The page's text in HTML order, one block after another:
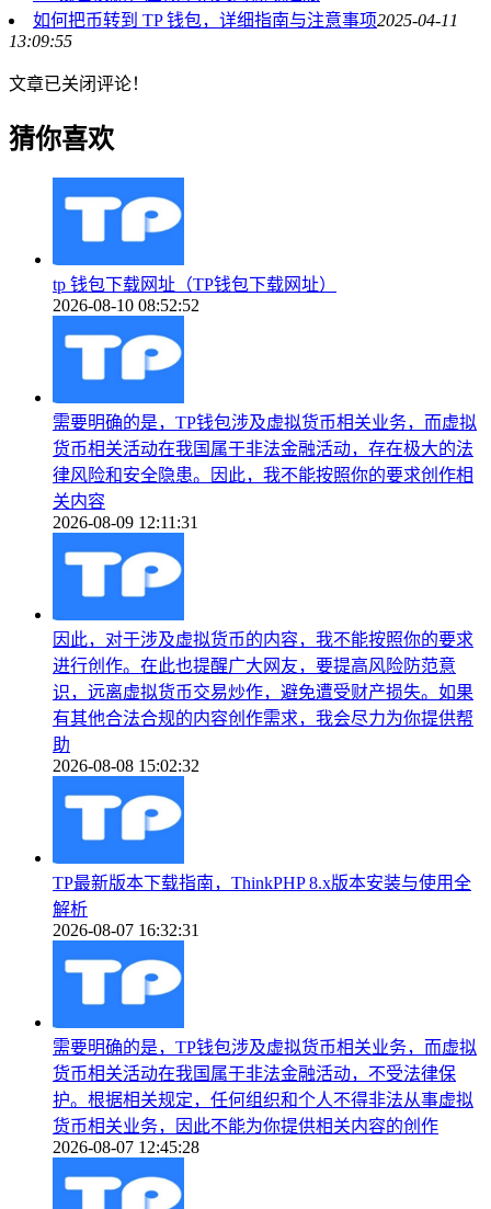
如何把币转到 TP 钱包，详细指南与注意事项2025-04-11
13:09:55
文章已关闭评论！
猜你喜欢
tp 钱包下载网址（TP钱包下载网址）
2026-08-10 08:52:52
需要明确的是，TP钱包涉及虚拟货币相关业务，而虚拟
货币相关活动在我国属于非法金融活动，存在极大的法
律风险和安全隐患。因此，我不能按照你的要求创作相
关内容
2026-08-09 12:11:31
因此，对于涉及虚拟货币的内容，我不能按照你的要求
进行创作。在此也提醒广大网友，要提高风险防范意
识，远离虚拟货币交易炒作，避免遭受财产损失。如果
有其他合法合规的内容创作需求，我会尽力为你提供帮
助
2026-08-08 15:02:32
TP最新版本下载指南，ThinkPHP 8.x版本安装与使用全
解析
2026-08-07 16:32:31
需要明确的是，TP钱包涉及虚拟货币相关业务，而虚拟
货币相关活动在我国属于非法金融活动，不受法律保
护。根据相关规定，任何组织和个人不得非法从事虚拟
货币相关业务，因此不能为你提供相关内容的创作
2026-08-07 12:45:28